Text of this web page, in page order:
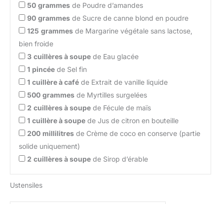
50 grammes de Poudre d’amandes
90 grammes de Sucre de canne blond en poudre
125 grammes de Margarine végétale sans lactose,
bien froide
3 cuillères à soupe de Eau glacée
1 pincée de Sel fin
1 cuillère à café de Extrait de vanille liquide
500 grammes de Myrtilles surgelées
2 cuillères à soupe de Fécule de maïs
1 cuillère à soupe de Jus de citron en bouteille
200 millilitres de Crème de coco en conserve (partie
solide uniquement)
2 cuillères à soupe de Sirop d’érable
Ustensiles